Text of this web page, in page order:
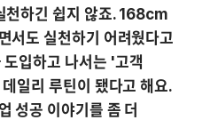
천하긴 쉽지 않죠. 168cm
서도 실천하기 어려웠다고
입하고 나서는 '고객
일리 루틴이 됐다고 해요.
성공 이야기를 좀 더